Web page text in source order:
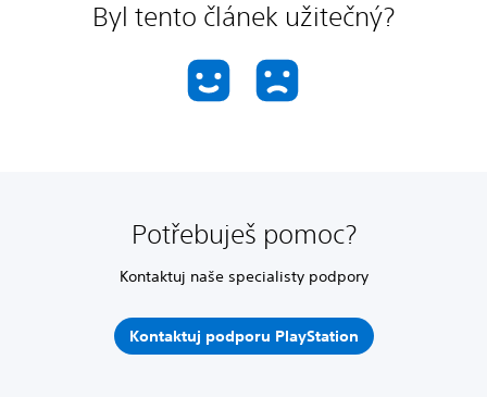
Byl tento článek užitečný?
Potřebuješ pomoc?
Kontaktuj naše specialisty podpory
Kontaktuj podporu PlayStation